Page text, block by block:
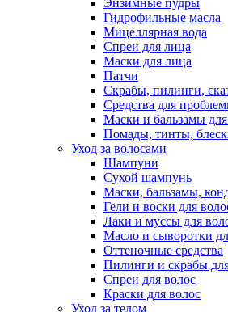
Гидрофильные масла
Мицеллярная вода
Спреи для лица
Маски для лица
Патчи
Скрабы, пилинги,
Средства для
Маски и бальзамы
Помады, тинты,
Уход за волосами
Шампуни
Сухой шампунь
Маски, бальзамы,
Гели и воски для
Лаки и муссы для
Масло и сыворотки
Оттеночные средства
Пилинги и скрабы
Спреи для волос
Краски для волос
Уход за телом